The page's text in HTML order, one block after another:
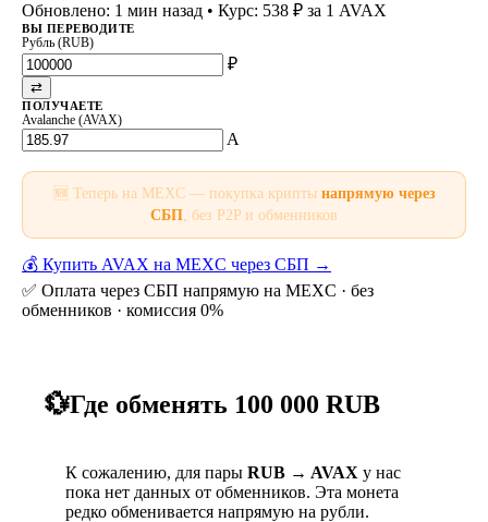
Обновлено: 1 мин назад • Курс: 538 ₽ за 1 AVAX
ВЫ ПЕРЕВОДИТЕ
Рубль (RUB)
₽
⇄
ПОЛУЧАЕТЕ
Avalanche (AVAX)
A
🆕 Теперь на MEXC — покупка крипты напрямую через
СБП, без P2P и обменников
💰 Купить AVAX на MEXC через СБП →
✅ Оплата через СБП напрямую на MEXC · без
обменников · комиссия 0%
💱Где обменять 100 000 RUB
К сожалению, для пары RUB → AVAX у нас
пока нет данных от обменников. Эта монета
редко обменивается напрямую на рубли.